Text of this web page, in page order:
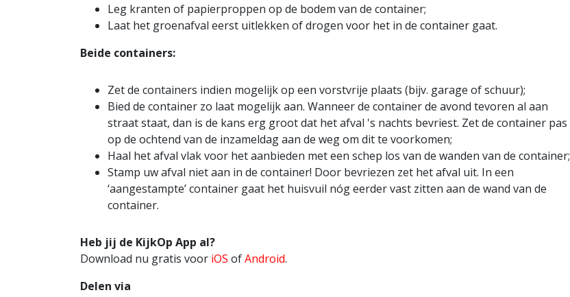
Leg kranten of papierproppen op de bodem van de container;
Laat het groenafval eerst uitlekken of drogen voor het in de container gaat.
Beide containers:
Zet de containers indien mogelijk op een vorstvrije plaats (bijv. garage of schuur);
Bied de container zo laat mogelijk aan. Wanneer de container de avond tevoren al aan
straat staat, dan is de kans erg groot dat het afval 's nachts bevriest. Zet de container pas
op de ochtend van de inzameldag aan de weg om dit te voorkomen;
Haal het afval vlak voor het aanbieden met een schep los van de wanden van de container;
Stamp uw afval niet aan in de container! Door bevriezen zet het afval uit. In een
‘aangestampte’ container gaat het huisvuil nóg eerder vast zitten aan de wand van de
container.
Heb jij de KijkOp App al?
Download nu gratis voor iOS ofAndroid.
Delen via